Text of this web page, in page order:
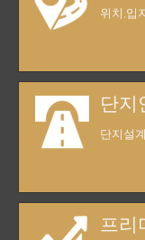
위치,입
단지
단지설
프리